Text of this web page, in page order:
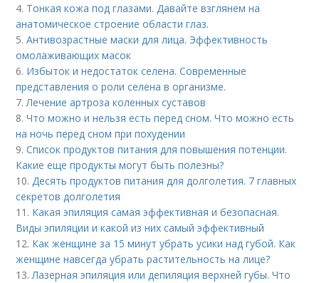
4. Тонкая кожа под глазами. Давайте взглянем на
анатомическое строение области глаз.
5.Антивозрастные маски для лица. Эффективность
омолаживающих масок
6. Избыток и недостаток селена. Современные
представления о роли селена в организме.
7.Лечение артроза коленных суставов
8.Что можно и нельзя есть перед сном. Что можно есть
на ночь перед сном при похудении
9.Список продуктов питания для повышения потенции.
Какие еще продукты могут быть полезны?
10.Десять продуктов питания для долголетия. 7 главных
секретов долголетия
11. Какая эпиляция самая эффективная и безопасная.
Виды эпиляции и какой из них самый эффективный
12. Как женщине за 15 минут убрать усики над губой. Как
женщине навсегда убрать растительность на лице?
13.Лазерная эпиляция или депиляция верхней губы. Что